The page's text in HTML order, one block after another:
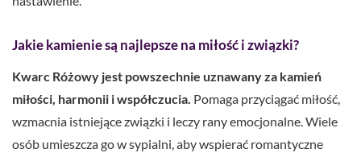
Jakie kamienie są najlepsze na miłość i związki?
Kwarc Różowy jest powszechnie uznawany za kamień
miłości, harmonii i współczucia. Pomaga przyciągać miłość,
wzmacnia istniejące związki i leczy rany emocjonalne. Wiele
osób umieszcza go w sypialni, aby wspierać romantyczne